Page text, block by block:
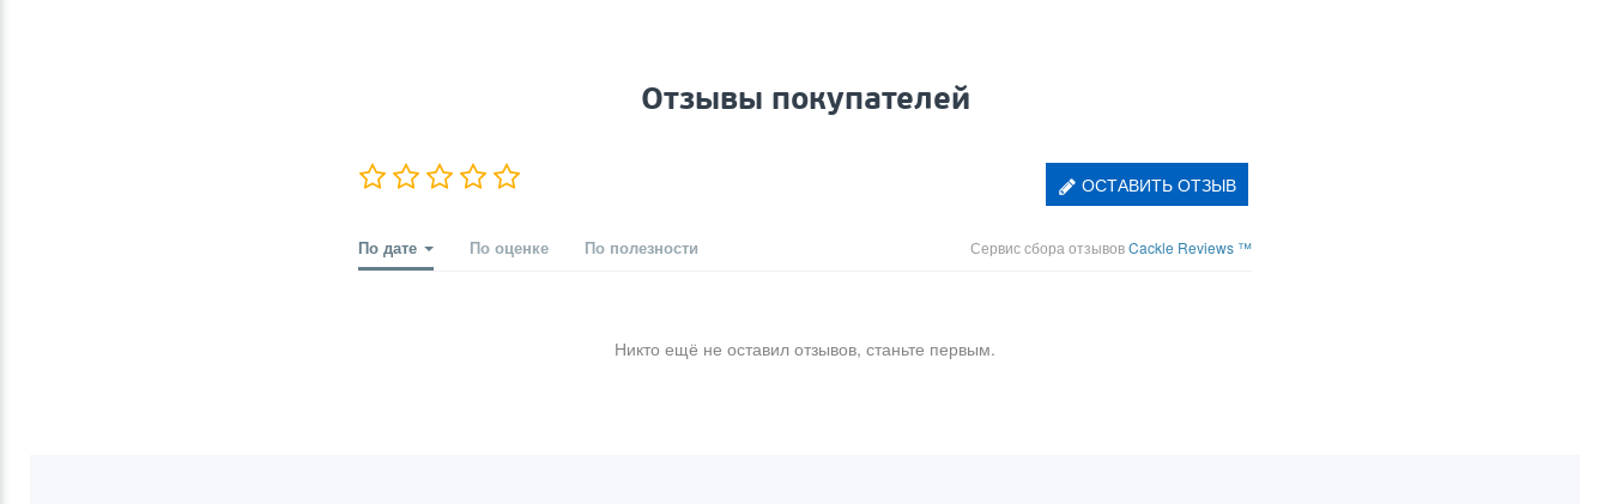
Отзывы покупателей
ОСТАВИТЬ ОТЗЫВ
По дате По оценке По полезности Сервис сбора отзывовCackle Reviews ™
Никто ещё не оставил отзывов, станьте первым.